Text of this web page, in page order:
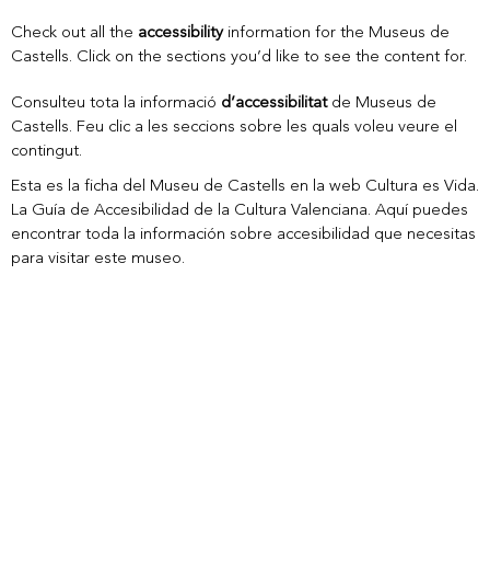
Check out all the accessibilityinformation for the Museus de
Castells. Click on the sections you’d like to see the content for.
Consulteu tota la informació d’accessibilitatde Museus de
Castells. Feu clic a les seccions sobre les quals voleu veure el
contingut.
Esta es la ficha del Museu de Castells en la web Cultura es Vida.
La Guía de Accesibilidad de la Cultura Valenciana. Aquí puedes
encontrar toda la información sobre accesibilidad que necesitas
para visitar este museo.